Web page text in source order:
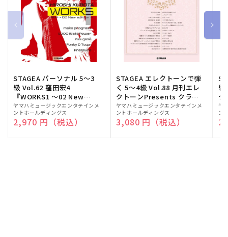
STAGEA パーソナル 5～3
級 Vol.62 窪田宏4
『WORKS1 ～02 New
edition～』
販
売
元:
ヤマハミュージックエンタテインメ
ントホールディングス
通常価格
2,970 円（税込）
STAGEA エレクトーンで弾
く 5～4級 Vol.88 月刊エレ
クトーンPresents クラシ
ック名曲集
販
売
元:
ヤマハミュージックエンタテインメ
ントホールディングス
通常価格
3,080 円（税込）
級
ク
販
売
元:
ヤ
ン